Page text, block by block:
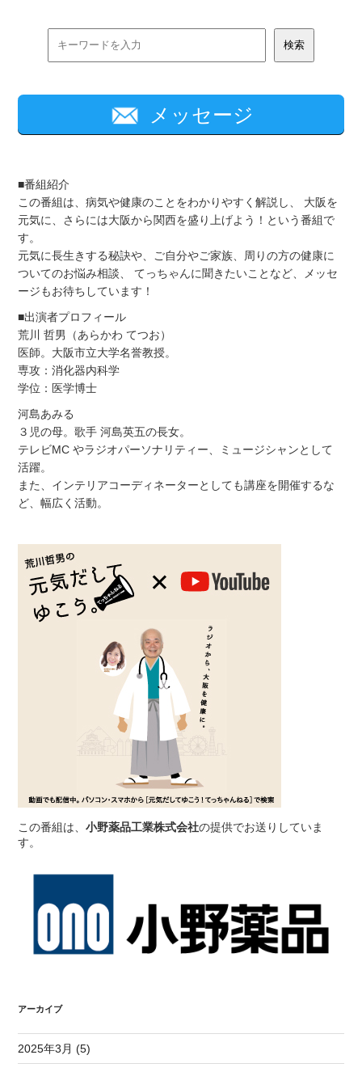
メッセージ
■番組紹介
この番組は、病気や健康のことをわかりやすく解説し、 大阪を
元気に、さらには大阪から関西を盛り上げよう！という番組で
す。
元気に長生きする秘訣や、ご自分やご家族、周りの方の健康に
ついてのお悩み相談、 てっちゃんに聞きたいことなど、メッセ
ージもお待ちしています！
■出演者プロフィール
荒川 哲男（あらかわ てつお）
医師。大阪市立大学名誉教授。
専攻：消化器内科学
学位：医学博士
河島あみる
３児の母。歌手 河島英五の長女。
テレビMC やラジオパーソナリティー、ミュージシャンとして
活躍。
また、インテリアコーディネーターとしても講座を開催するな
ど、幅広く活動。
この番組は、小野薬品工業株式会社の提供でお送りしていま
す。
アーカイブ
2025年3月 (5)